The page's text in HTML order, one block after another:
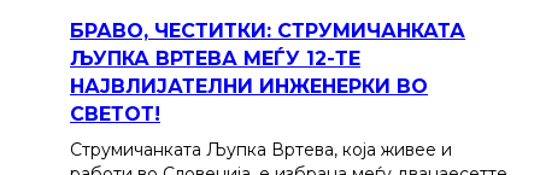
БРАВО, ЧЕСТИТКИ: СТРУМИЧАНКАТА
ЉУПКА ВРТЕВА МЕЃУ 12-ТЕ
НАЈВЛИЈАТЕЛНИ ИНЖЕНЕРКИ ВО
СВЕТОТ!
Струмичанката Љупка Вртева, која живее и